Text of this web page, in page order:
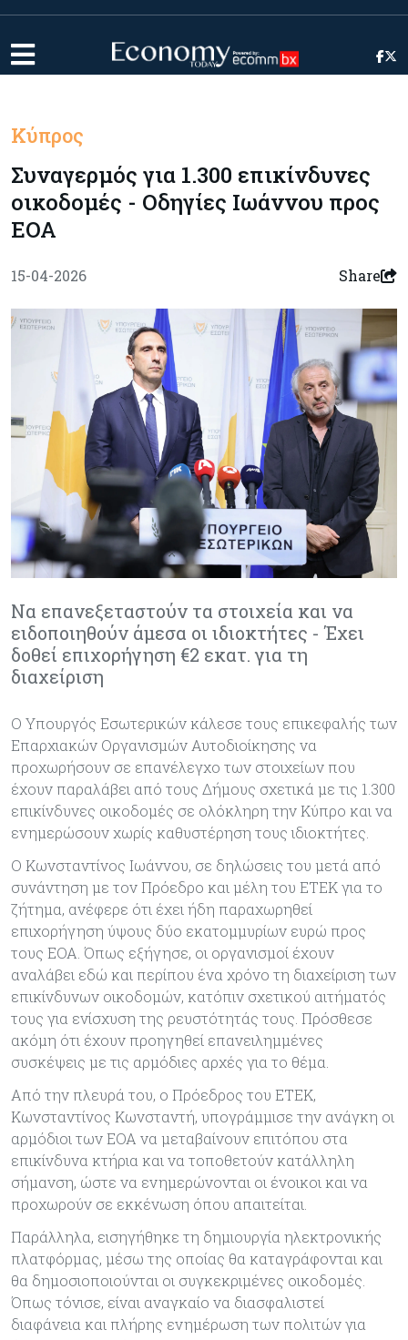
Κύπρος
Συναγερμός για 1.300 επικίνδυνες
οικοδομές - Οδηγίες Ιωάννου προς
ΕΟΑ
15-04-2026 Share
Να επανεξεταστούν τα στοιχεία και να
ειδοποιηθούν άμεσα οι ιδιοκτήτες - Έχει
δοθεί επιχορήγηση €2 εκατ. για τη
διαχείριση
Ο Υπουργός Εσωτερικών κάλεσε τους επικεφαλής των
Επαρχιακών Οργανισμών Αυτοδιοίκησης να
προχωρήσουν σε επανέλεγχο των στοιχείων που
έχουν παραλάβει από τους Δήμους σχετικά με τις 1.300
επικίνδυνες οικοδομές σε ολόκληρη την Κύπρο και να
ενημερώσουν χωρίς καθυστέρηση τους ιδιοκτήτες.
Ο Κωνσταντίνος Ιωάννου, σε δηλώσεις του μετά από
συνάντηση με τον Πρόεδρο και μέλη του ΕΤΕΚ για το
ζήτημα, ανέφερε ότι έχει ήδη παραχωρηθεί
επιχορήγηση ύψους δύο εκατομμυρίων ευρώ προς
τους ΕΟΑ. Όπως εξήγησε, οι οργανισμοί έχουν
αναλάβει εδώ και περίπου ένα χρόνο τη διαχείριση των
επικίνδυνων οικοδομών, κατόπιν σχετικού αιτήματός
τους για ενίσχυση της ρευστότητάς τους. Πρόσθεσε
ακόμη ότι έχουν προηγηθεί επανειλημμένες
συσκέψεις με τις αρμόδιες αρχές για το θέμα.
Από την πλευρά του, ο Πρόεδρος του ΕΤΕΚ,
Κωνσταντίνος Κωνσταντή, υπογράμμισε την ανάγκη οι
αρμόδιοι των ΕΟΑ να μεταβαίνουν επιτόπου στα
επικίνδυνα κτήρια και να τοποθετούν κατάλληλη
σήμανση, ώστε να ενημερώνονται οι ένοικοι και να
προχωρούν σε εκκένωση όπου απαιτείται.
Παράλληλα, εισηγήθηκε τη δημιουργία ηλεκτρονικής
πλατφόρμας, μέσω της οποίας θα καταγράφονται και
θα δημοσιοποιούνται οι συγκεκριμένες οικοδομές.
Όπως τόνισε, είναι αναγκαίο να διασφαλιστεί
διαφάνεια και πλήρης ενημέρωση των πολιτών για